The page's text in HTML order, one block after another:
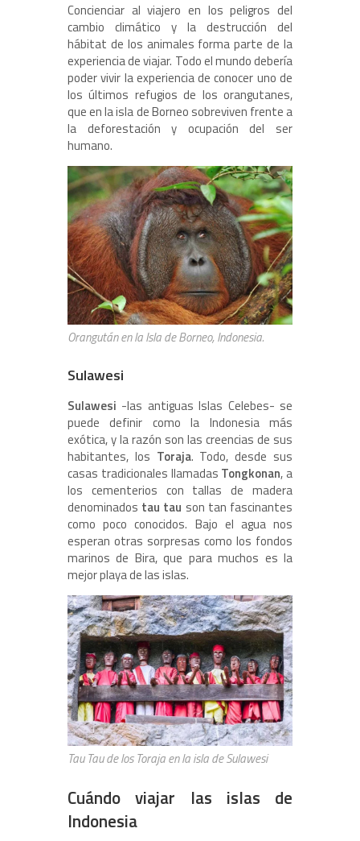
Concienciar al viajero en los peligros del
cambio climático y la destrucción del
hábitat de los animales forma parte de la
experiencia de viajar. Todo el mundo debería
poder vivir la experiencia de conocer uno de
los últimos refugios de los orangutanes,
que en la isla de Borneo sobreviven frente a
la deforestación y ocupación del ser
humano.
Orangután en la Isla de Borneo, Indonesia.
Sulawesi
Sulawesi -las antiguas Islas Celebes- se
puede definir como la Indonesia más
exótica, y la razón son las creencias de sus
habitantes, los Toraja. Todo, desde sus
casas tradicionales llamadas Tongkonan, a
los cementerios con tallas de madera
denominados tau tau son tan fascinantes
como poco conocidos. Bajo el agua nos
esperan otras sorpresas como los fondos
marinos de Bira, que para muchos es la
mejor playa de las islas.
Tau Tau de los Toraja en la isla de Sulawesi
Cuándo viajar las islas de
Indonesia